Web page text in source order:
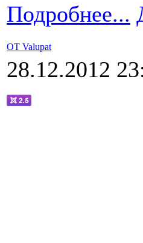
Подробнее...
OT Valupat
28.12.2012